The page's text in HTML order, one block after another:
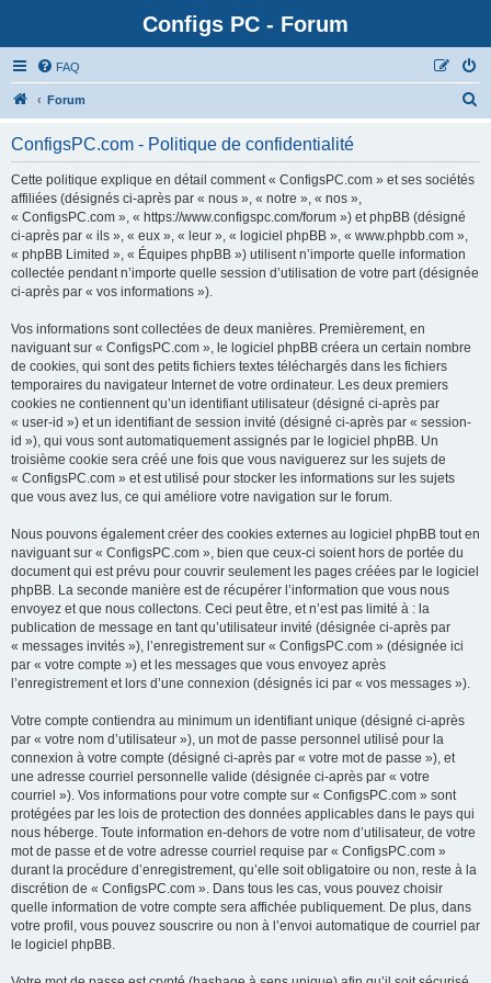
Configs PC - Forum
FAQ
Forum
ConfigsPC.com - Politique de confidentialité
Cette politique explique en détail comment « ConfigsPC.com » et ses sociétés
affiliées (désignés ci-après par « nous », « notre », « nos »,
« ConfigsPC.com », « https://www.configspc.com/forum ») et phpBB (désigné
ci-après par « ils », « eux », « leur », « logiciel phpBB », « www.phpbb.com »,
« phpBB Limited », « Équipes phpBB ») utilisent n’importe quelle information
collectée pendant n’importe quelle session d’utilisation de votre part (désignée
ci-après par « vos informations »).
Vos informations sont collectées de deux manières. Premièrement, en
naviguant sur « ConfigsPC.com », le logiciel phpBB créera un certain nombre
de cookies, qui sont des petits fichiers textes téléchargés dans les fichiers
temporaires du navigateur Internet de votre ordinateur. Les deux premiers
cookies ne contiennent qu’un identifiant utilisateur (désigné ci-après par
« user-id ») et un identifiant de session invité (désigné ci-après par « session-
id »), qui vous sont automatiquement assignés par le logiciel phpBB. Un
troisième cookie sera créé une fois que vous naviguerez sur les sujets de
« ConfigsPC.com » et est utilisé pour stocker les informations sur les sujets
que vous avez lus, ce qui améliore votre navigation sur le forum.
Nous pouvons également créer des cookies externes au logiciel phpBB tout en
naviguant sur « ConfigsPC.com », bien que ceux-ci soient hors de portée du
document qui est prévu pour couvrir seulement les pages créées par le logiciel
phpBB. La seconde manière est de récupérer l’information que vous nous
envoyez et que nous collectons. Ceci peut être, et n’est pas limité à : la
publication de message en tant qu’utilisateur invité (désignée ci-après par
« messages invités »), l’enregistrement sur « ConfigsPC.com » (désignée ici
par « votre compte ») et les messages que vous envoyez après
l’enregistrement et lors d’une connexion (désignés ici par « vos messages »).
Votre compte contiendra au minimum un identifiant unique (désigné ci-après
par « votre nom d’utilisateur »), un mot de passe personnel utilisé pour la
connexion à votre compte (désigné ci-après par « votre mot de passe »), et
une adresse courriel personnelle valide (désignée ci-après par « votre
courriel »). Vos informations pour votre compte sur « ConfigsPC.com » sont
protégées par les lois de protection des données applicables dans le pays qui
nous héberge. Toute information en-dehors de votre nom d’utilisateur, de votre
mot de passe et de votre adresse courriel requise par « ConfigsPC.com »
durant la procédure d’enregistrement, qu’elle soit obligatoire ou non, reste à la
discrétion de « ConfigsPC.com ». Dans tous les cas, vous pouvez choisir
quelle information de votre compte sera affichée publiquement. De plus, dans
votre profil, vous pouvez souscrire ou non à l’envoi automatique de courriel par
le logiciel phpBB.